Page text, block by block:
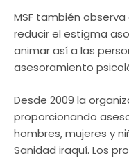
MSF también
reducir el estigma
animar así a las
asesoramiento
Desde 2009 la
proporcionando
hombres, mujeres y
Sanidad iraquí. Los